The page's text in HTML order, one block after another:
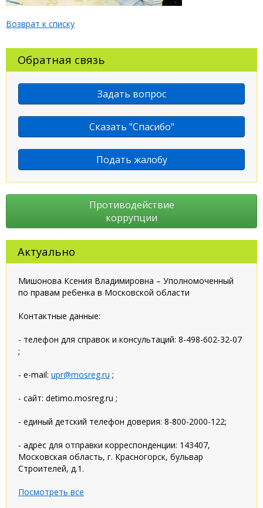
Возврат к списку
Обратная связь
Задать вопрос
Сказать "Спасибо"
Подать жалобу
Противодействие
коррупции
Актуально
Мишонова Ксения Владимировна – Уполномоченный
по правам ребенка в Московской области
Контактные данные:
- телефон для справок и консультаций: 8-498-602-32-07
;
- e-mail: upr@mosreg.ru ;
- сайт: detimo.mosreg.ru ;
- единый детский телефон доверия: 8-800-2000-122;
- адрес для отправки корреспонденции: 143407,
Московская область, г. Красногорск, бульвар
Строителей, д.1.
Посмотреть все